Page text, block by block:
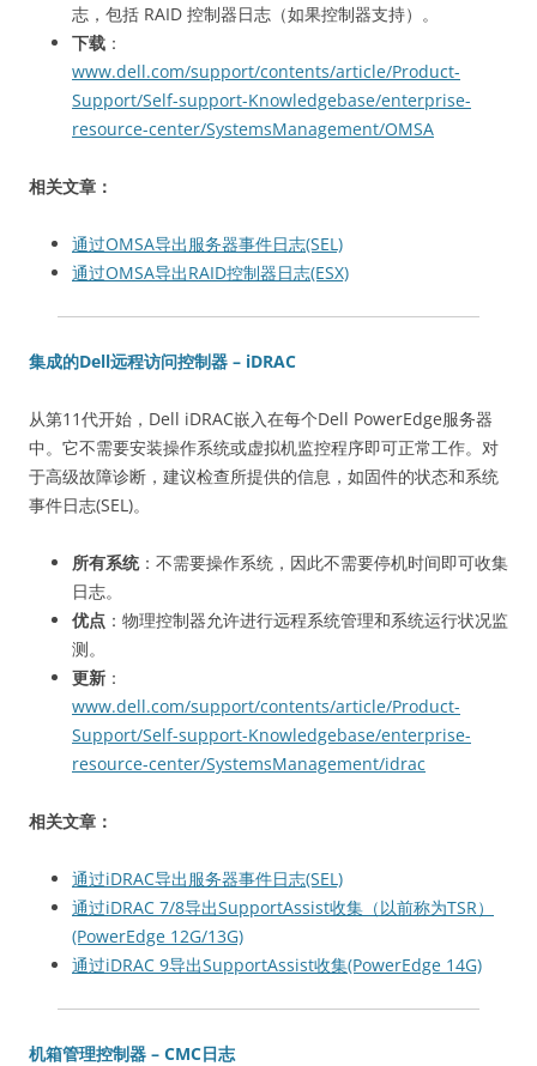
志，包括 RAID 控制器日志（如果控制器支持）。
下载 ：
www.dell.com/support/contents/article/Product-
Support/Self-support-Knowledgebase/enterprise-
resource-center/SystemsManagement/OMSA
相关文章：
通过OMSA导出服务器事件日志(SEL)
通过OMSA导出RAID控制器日志(ESX)
集成的Dell远程访问控制器 – iDRAC
从第11代开始，Dell iDRAC嵌入在每个Dell PowerEdge服务器
中。它不需要安装操作系统或虚拟机监控程序即可正常工作。对
于高级故障诊断，建议检查所提供的信息，如固件的状态和系统
事件日志(SEL)。
所有系统：不需要操作系统，因此不需要停机时间即可收集
日志。
优点 ：物理控制器允许进行远程系统管理和系统运行状况监
测。
更新 ：
www.dell.com/support/contents/article/Product-
Support/Self-support-Knowledgebase/enterprise-
resource-center/SystemsManagement/idrac
相关文章：
通过iDRAC导出服务器事件日志(SEL)
通过iDRAC 7/8导出SupportAssist收集（以前称为TSR）
(PowerEdge 12G/13G)
通过iDRAC 9导出SupportAssist收集(PowerEdge 14G)
机箱管理控制器 – CMC日志